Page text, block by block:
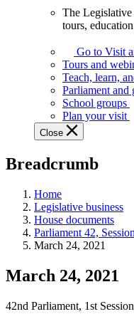
Assembly
offers
variety
guided
tours,
education
teaching
and
more.
The
tours,
Go to Visit
Tours and
Teach, learn,
Parliament and
School groups
Plan your visit
Close
Breadcrumb
Home
Legislative business
House documents
Parliament 42,
March 24, 2021
March 24, 2021
42nd Parliament, 1st Session